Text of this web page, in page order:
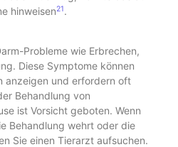
hinweisen21.
Probleme wie Erbrechen,
Diese Symptome können
anzeigen und erfordern oft
Behandlung von
ist Vorsicht geboten. Wenn
Behandlung wehrt oder die
Sie einen Tierarzt aufsuchen.